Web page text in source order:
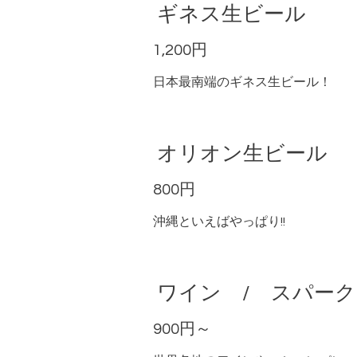
ギネス生ビール
1,200円
日本最南端のギネス生ビール！
オリオン生ビール
800円
沖縄といえばやっぱり!!
ワイン / スパーク
900円～